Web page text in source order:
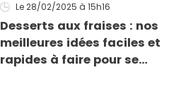
Le 28/02/2025 à 15h16
Desserts aux fraises : nos
meilleures idées faciles et
rapides à faire pour se